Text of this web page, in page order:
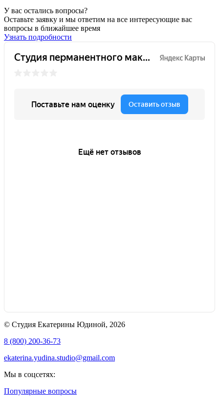
У вас остались вопросы?
Оставьте заявку и мы ответим на все интересующие вас
вопросы в ближайшее время
Узнать подробности
© Студия Екатерины Юдиной, 2026
8 (800) 200-36-73
ekaterina.yudina.studio@gmail.com
Мы в соцсетях:
Популярные вопросы